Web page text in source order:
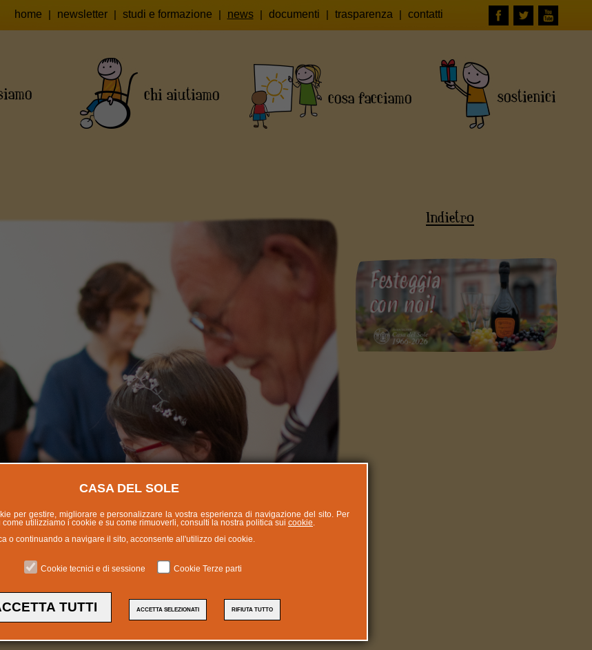
home | newsletter | studi e formazione | news | documenti | trasparenza | contatti
ALLA CURA: IL
LA CELEBRAZIONE
Indietro
CASA DEL SOLE
per gestire, migliorare e personalizzare la vostra esperienza di navigazione del sito. Per
utilizziamo i cookie e su come rimuoverli, consulti la nostra politica sui cookie.
o continuando a navigare il sito, acconsente all'utilizzo dei cookie.
Cookie tecnici e di sessione Cookie Terze parti
TUTTI ACCETTA SELEZIONATI RIFIUTA TUTTO